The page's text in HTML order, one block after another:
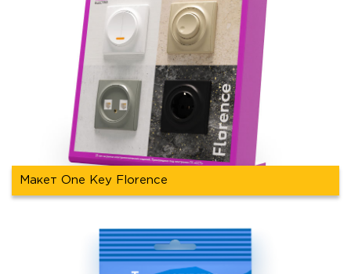
Макет One Key Florence